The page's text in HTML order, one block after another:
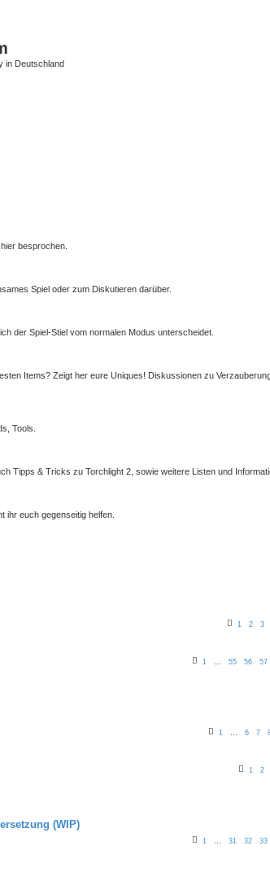
in Deutschland
besprochen.
Spiel oder zum Diskutieren darüber.
der Spiel-Stiel vom normalen Modus unterscheidet.
Items? Zeigt her eure Uniques! Diskussionen zu
Tools.
Tipps & Tricks zu Torchlight 2, sowie weitere Listen und
ihr euch gegenseitig helfen.
1 2 3
1 … 55 56 57
1 … 6 7
1 2
(WIP)
1 … 31 32 33